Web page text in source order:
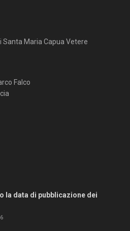
Maria Capua Vetere
Falco
la data di pubblicazione dei